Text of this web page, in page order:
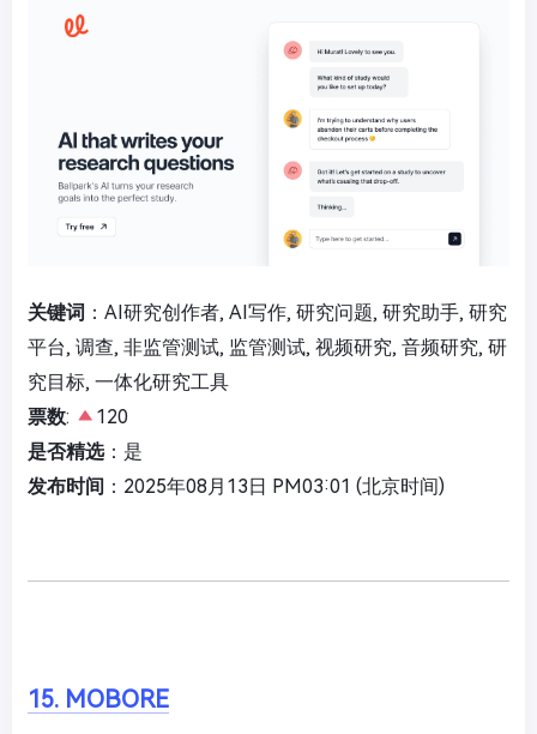
关键词 ：AI研究创作者, AI写作, 研究问题, 研究助手, 研究
平台, 调查, 非监管测试, 监管测试, 视频研究, 音频研究, 研
究目标, 一体化研究工具
票数:
120
是否精选：是
发布时间 ：2025年08月13日 PM03:01 (北京时间)
15. MOBORE